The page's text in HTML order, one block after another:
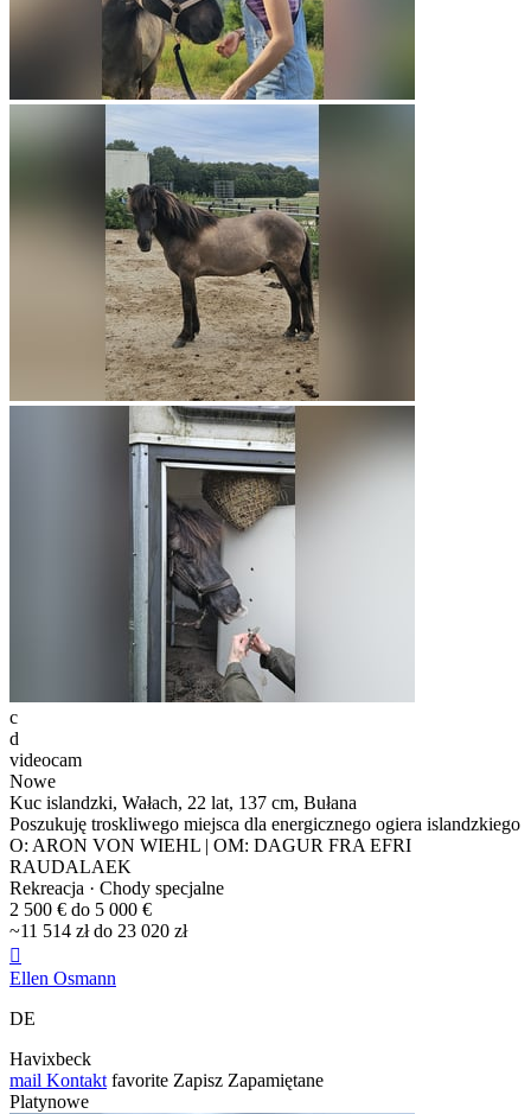
c
d
videocam
Nowe
Kuc islandzki, Wałach, 22 lat, 137 cm, Bułana
Poszukuję troskliwego miejsca dla energicznego ogiera islandzkiego
O: ARON VON WIEHL | OM: DAGUR FRA EFRI
RAUDALAEK
Rekreacja · Chody specjalne
2 500 € do 5 000 €
~11 514 zł do 23 020 zł

Ellen Osmann
DE
Havixbeck
mail Kontakt favorite Zapisz Zapamiętane
Platynowe